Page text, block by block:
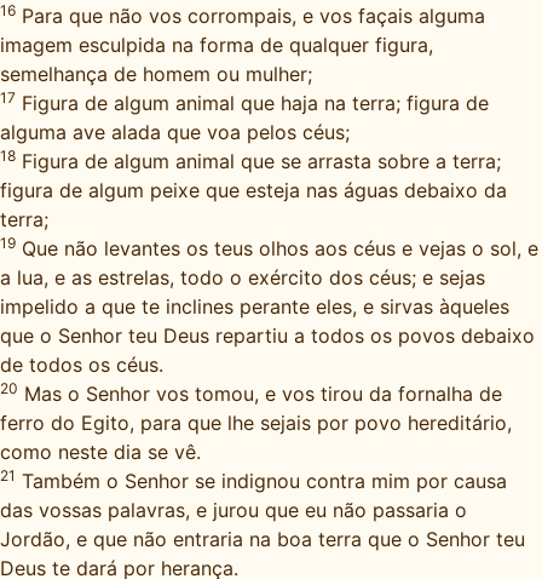
16 Para que não vos corrompais, e vos façais alguma
imagem esculpida na forma de qualquer figura,
semelhança de homem ou mulher;
17 Figura de algum animal que haja na terra; figura de
alguma ave alada que voa pelos céus;
18 Figura de algum animal que se arrasta sobre a terra;
figura de algum peixe que esteja nas águas debaixo da
terra;
19 Que não levantes os teus olhos aos céus e vejas o sol, e
a lua, e as estrelas, todo o exército dos céus; e sejas
impelido a que te inclines perante eles, e sirvas àqueles
que o Senhor teu Deus repartiu a todos os povos debaixo
de todos os céus.
20 Mas o Senhor vos tomou, e vos tirou da fornalha de
ferro do Egito, para que lhe sejais por povo hereditário,
como neste dia se vê.
21 Também o Senhor se indignou contra mim por causa
das vossas palavras, e jurou que eu não passaria o
Jordão, e que não entraria na boa terra que o Senhor teu
Deus te dará por herança.